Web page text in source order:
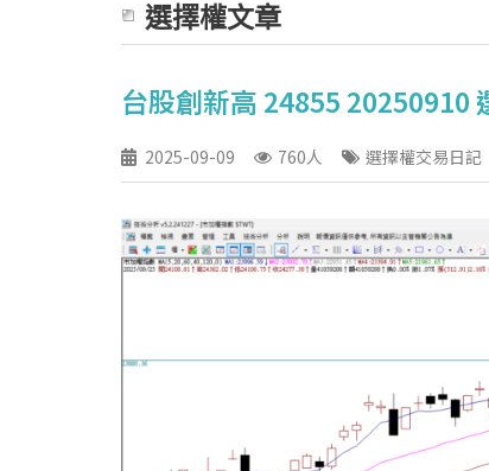
選擇權文章
台股創新高 24855 20250910
2025-09-09 760人 選擇權交易日記